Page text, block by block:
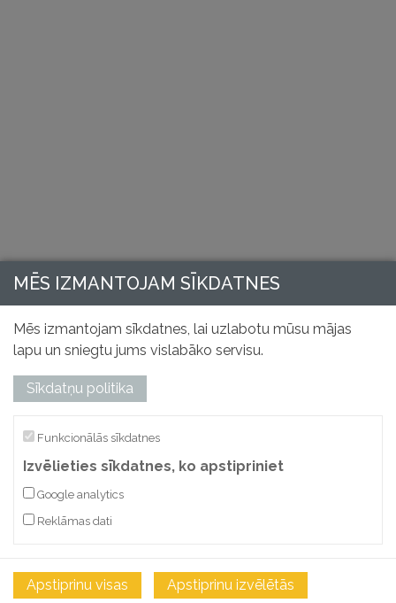
MĒS IZMANTOJAM SĪKDATNES
Mēs izmantojam sīkdatnes, lai uzlabotu mūsu mājas
lapu un sniegtu jums vislabāko servisu.
Sīkdatņu politika
Funkcionālās sīkdatnes
Izvēlieties sīkdatnes, ko apstipriniet
Google analytics
Reklāmas dati
Apstiprinu visas Apstiprinu izvēlētās